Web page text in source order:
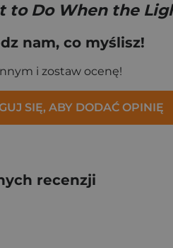
to Do When the
nam, co myślisz!
i zostaw ocenę!
SIĘ, ABY DODAĆ OPINIĘ
recenzji